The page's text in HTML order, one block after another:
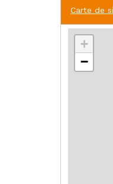
Carte de
+
−